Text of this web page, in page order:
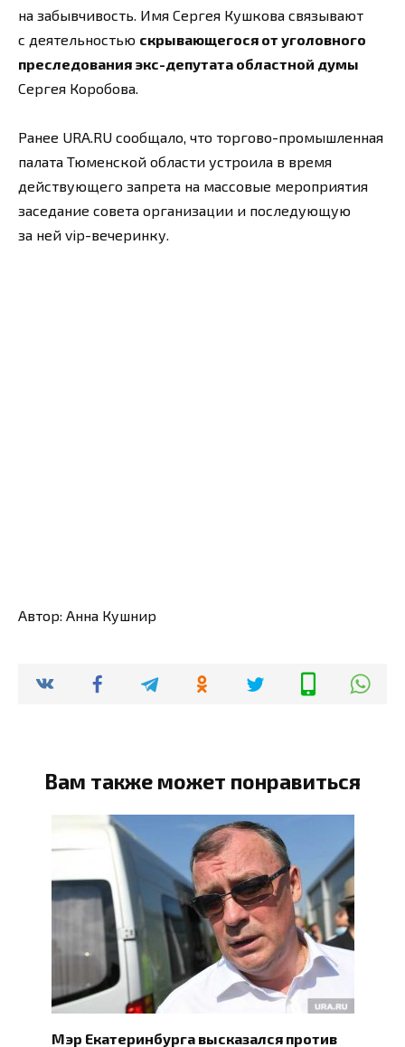
на забывчивость. Имя Сергея Кушкова связывают
с деятельностью скрывающегося от уголовного
преследования экс-депутата областной думы
Сергея Коробова.
Ранее URA.RU сообщало, что торгово-промышленная
палата Тюменской области устроила в время
действующего запрета на массовые мероприятия
заседание совета организации и последующую
за ней vip-вечеринку.
Автор: Анна Кушнир
Вам также может понравиться
Мэр Екатеринбурга высказался против